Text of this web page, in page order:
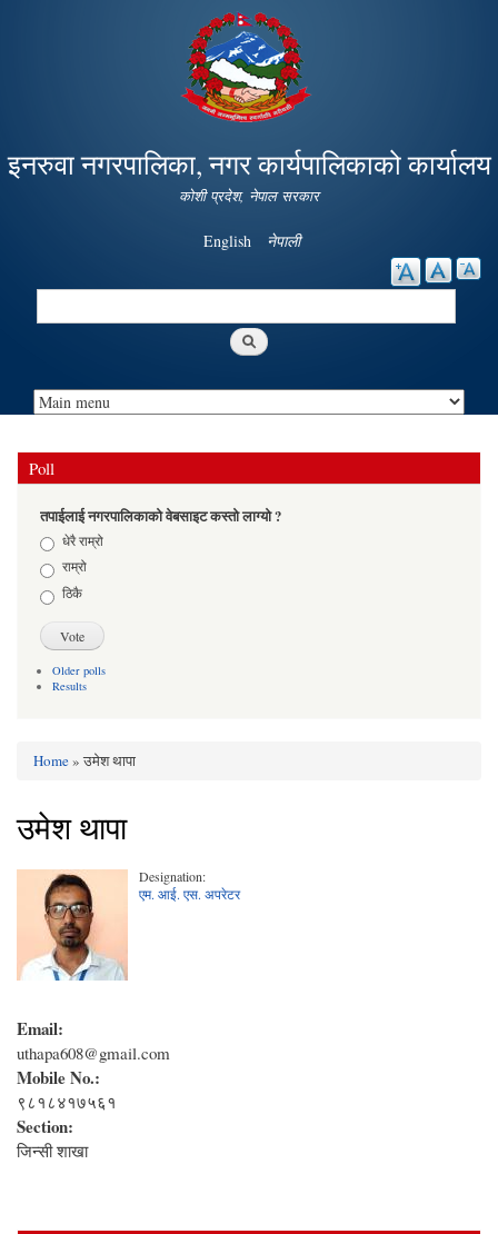
Skip to
main
content
इनरुवा नगरपालिका, नगर कार्यपालिकाको कार्यालय
कोशी प्रदेश, नेपाल सरकार
English नेपाली
Search
Poll
तपाईलाई नगरपालिकाको वेबसाइट कस्तो लाग्यो ?
Choicesधेरै राम्रो
राम्रो
ठिकै
Older polls
Results
Home» उमेश थापा
उमेश थापा
Designation:
एम. आई. एस. अपरेटर
Email:
uthapa608@gmail.com
Mobile No.:
९८१८४१७५६१
Section:
जिन्सी शाखा